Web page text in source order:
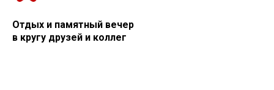
Отдых и памятный вечер
в кругу друзей и коллег